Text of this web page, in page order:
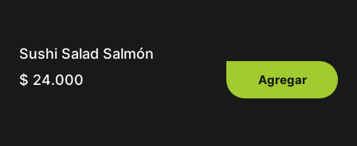
Sushi Salad Salmón
$ 24.000 Agregar